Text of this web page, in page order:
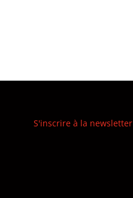
S'inscrire à la newsletter